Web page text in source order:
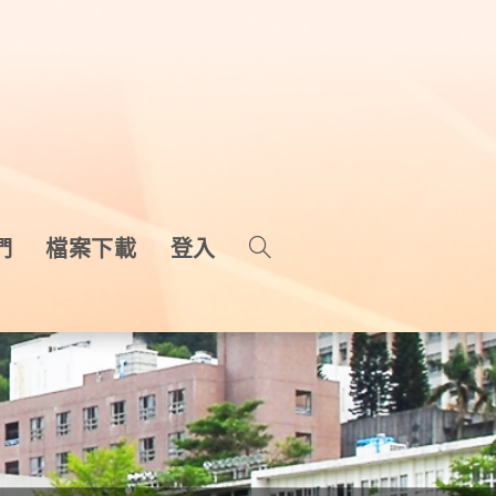
檔案下載 登入